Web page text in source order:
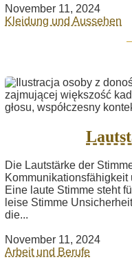
November 11, 2024
Kleidung und Aussehen
Die Lautstärke der
Kommunikationsfähigkeit
Eine laute Stimme steht
leise Stimme
die...
November 11, 2024
Arbeit und Berufe